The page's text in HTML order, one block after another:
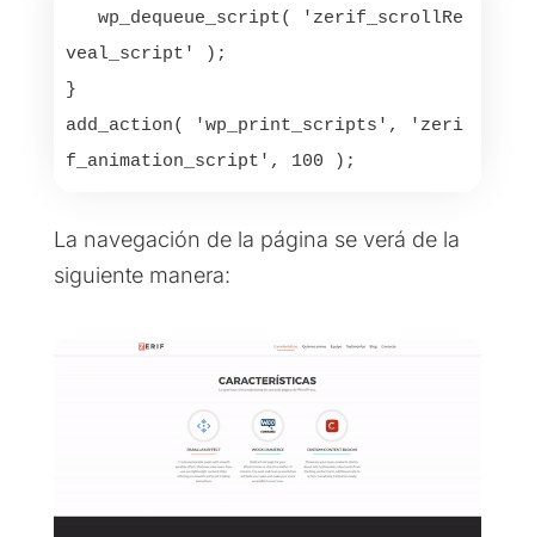
wp_dequeue_script( 'zerif_scrollRe
veal_script' );
}
add_action( 'wp_print_scripts', 'zeri
f_animation_script', 100 );
La navegación de la página se verá de la
siguiente manera: